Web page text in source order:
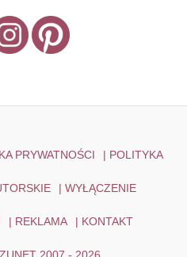
PRYWATNOŚCI | POLITYKA
| WYŁĄCZENIE
| REKLAMA | KONTAKT